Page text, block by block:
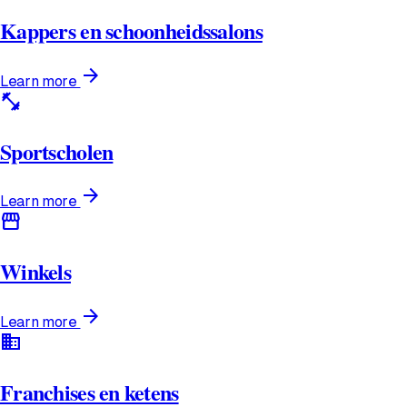
Kappers en schoonheidssalons
Learn more arrow_forward
fitness_center
Sportscholen
Learn more arrow_forward
storefront
Winkels
Learn more arrow_forward
domain
Franchises en ketens